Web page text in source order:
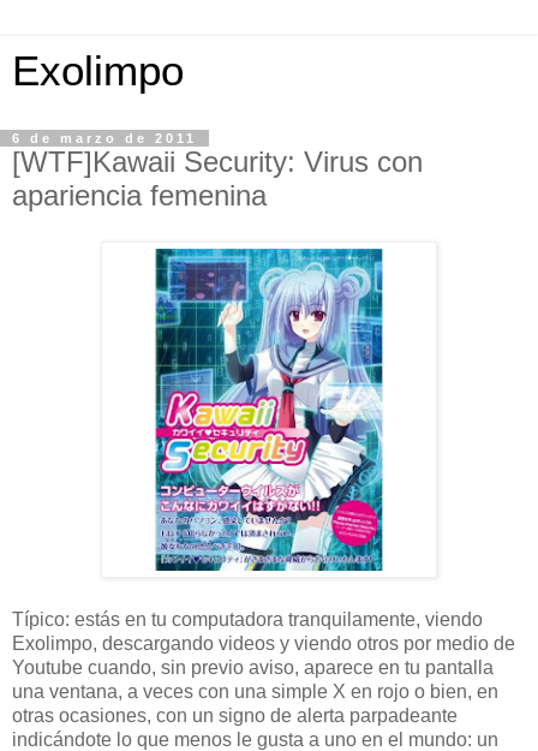
Exolimpo
6 de marzo de 2011
[WTF]Kawaii Security: Virus con
apariencia femenina
Típico: estás en tu computadora tranquilamente, viendo
Exolimpo, descargando videos y viendo otros por medio de
Youtube cuando, sin previo aviso, aparece en tu pantalla
una ventana, a veces con una simple X en rojo o bien, en
otras ocasiones, con un signo de alerta parpadeante
indicándote lo que menos le gusta a uno en el mundo: un